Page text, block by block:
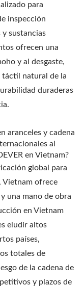
para
inspección
y sustancias
ofrecen una
y al desgaste,
táctil natural de la
duraderas
aranceles y cadena
al
en Vietnam?
global para
Vietnam ofrece
una mano de obra
en Vietnam
eludir altos
países,
totales de
de la cadena de
y plazos de